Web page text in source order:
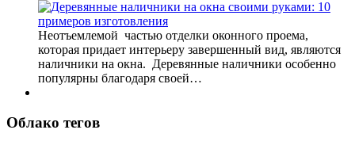
Неотъемлемой частью отделки оконного проема,
которая придает интерьеру завершенный вид, являются
наличники на окна. Деревянные наличники особенно
популярны благодаря своей…
Облако тегов